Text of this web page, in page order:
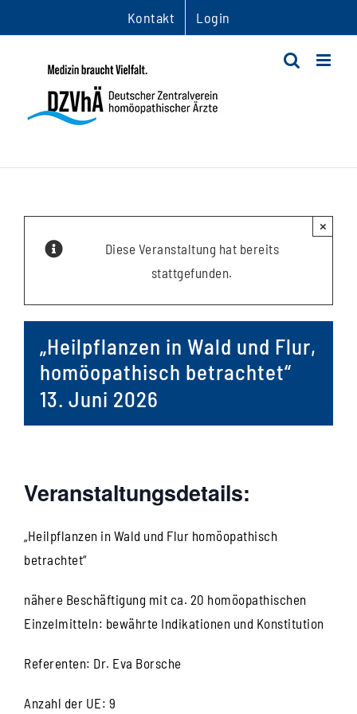
Inhalt
Kontakt Login
Diese Veranstaltung hat bereits
stattgefunden.
×
„Heilpflanzen in Wald und Flur,
homöopathisch betrachtet“
13. Juni 2026
Veranstaltungsdetails:
„Heilpflanzen in Wald und Flur homöopathisch
betrachtet“
nähere Beschäftigung mit ca. 20 homöopathischen
Einzelmitteln: bewährte Indikationen und Konstitution
Referenten: Dr. Eva Borsche
Anzahl der UE: 9